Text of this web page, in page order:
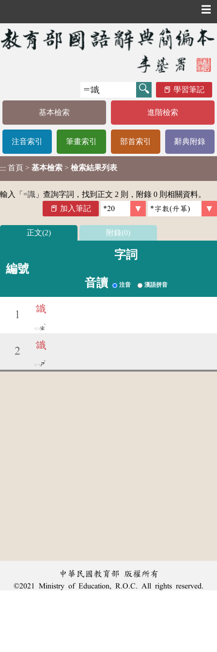
☰
學習筆記
基本檢索 進階檢索
注音索引 筆畫索引 部首索引 辭典附錄
::: 首頁 > 基本檢索 > 檢索結果列表
輸入「 =識 」查詢字詞，找到正文 2 則，附錄 0 則相關資料。
加入筆記
正文(2) 附錄(0)
編號
字詞
音讀 注音 漢語拼音
1
識
ㄓ
ˋ
2
識
ㄕ
ˋ
中華民國教育部 版權所有
©2021 Ministry of Education, R.O.C. All rights reserved.